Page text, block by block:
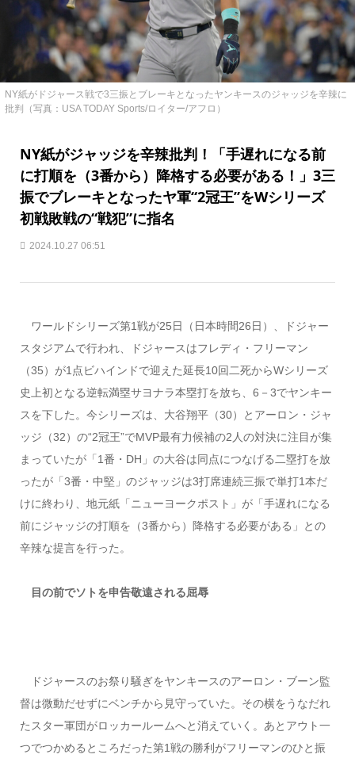
NY紙がドジャース戦で3三振とブレーキとなったヤンキースのジャッジを辛辣に
批判（写真：USA TODAY Sports/ロイター/アフロ）
NY紙がジャッジを辛辣批判！「手遅れになる前
に打順を（3番から）降格する必要がある！」3三
振でブレーキとなったヤ軍“2冠王”をWシリーズ
初戦敗戦の“戦犯”に指名
2024.10.27 06:51
ワールドシリーズ第1戦が25日（日本時間26日）、ドジャー
スタジアムで行われ、ドジャースはフレディ・フリーマン
（35）が1点ビハインドで迎えた延長10回二死からWシリーズ
史上初となる逆転満塁サヨナラ本塁打を放ち、6－3でヤンキー
スを下した。今シリーズは、大谷翔平（30）とアーロン・ジャ
ッジ（32）の“2冠王”でMVP最有力候補の2人の対決に注目が集
まっていたが「1番・DH」の大谷は同点につなげる二塁打を放
ったが「3番・中堅」のジャッジは3打席連続三振で単打1本だ
けに終わり、地元紙「ニューヨークポスト」が「手遅れになる
前にジャッジの打順を（3番から）降格する必要がある」との
辛辣な提言を行った。
目の前でソトを申告敬遠される屈辱
ドジャースのお祭り騒ぎをヤンキースのアーロン・ブーン監
督は微動だせずにベンチから見守っていた。その横をうなだれ
たスター軍団がロッカールームへと消えていく。あとアウト一
つでつかめるところだった第1戦の勝利がフリーマンのひと振